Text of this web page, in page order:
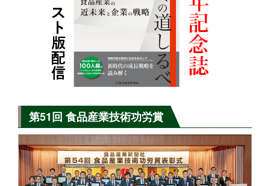
第51回 食品産業技術功労賞